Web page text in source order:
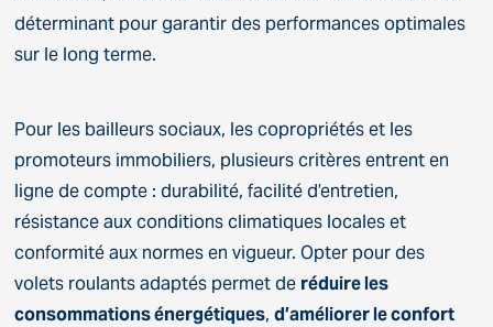
déterminant pour garantir des performances optimales
sur le long terme.
Pour les bailleurs sociaux, les copropriétés et les
promoteurs immobiliers, plusieurs critères entrent en
ligne de compte : durabilité, facilité d’entretien,
résistance aux conditions climatiques locales et
conformité aux normes en vigueur. Opter pour des
volets roulants adaptés permet de réduire les
consommations énergétiques,d’améliorer le confort